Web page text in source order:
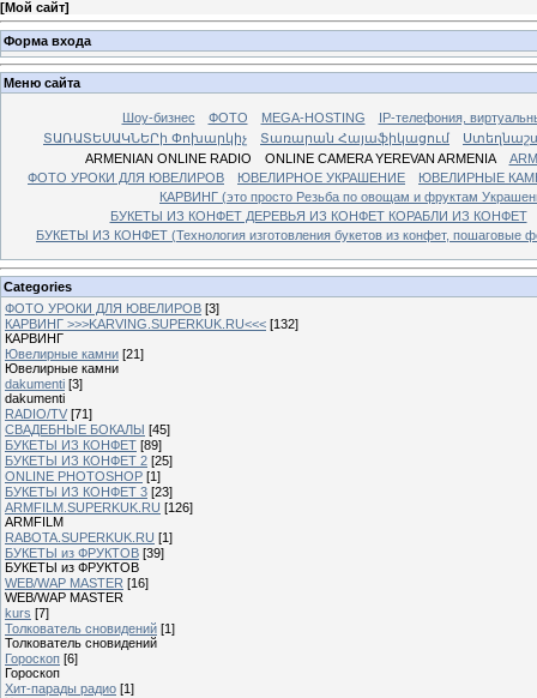
[Мой сайт]
Форма входа
Меню сайта
Шоу-бизнес ФОТО MEGA-HOSTING
IP-телефония,
ՏԱՌԱՏԵՍԱԿՆԵՐի Փոխարկիչ
Տառարան Հայաֆիկացում
ARMENIAN ONLINE RADIO
ONLINE CAMERA YEREVAN ARMENIA
ФОТО УРОКИ ДЛЯ ЮВЕЛИРОВ
ЮВЕЛИРНОЕ УКРАШЕНИЕ
ЮВЕЛИРНЫЕ
КАРВИНГ (это просто Резьба по овощам и фруктам
БУКЕТЫ ИЗ КОНФЕТ ДЕРЕВЬЯ ИЗ КОНФЕТ КОРАБЛИ ИЗ КОНФЕТ
БУКЕТЫ ИЗ КОНФЕТ (Технология изготовления букетов из конфет, пошаговые
Categories
ФОТО УРОКИ ДЛЯ ЮВЕЛИРОВ [3]
КАРВИНГ >>>KARVING.SUPERKUK.RU<<< [132]
КАРВИНГ
Ювелирные камни [21]
Ювелирные камни
dakumenti [3]
dakumenti
RADIO/TV [71]
СВАДЕБНЫЕ БОКАЛЫ [45]
БУКЕТЫ ИЗ КОНФЕТ [89]
БУКЕТЫ ИЗ КОНФЕТ 2 [25]
ONLINE PHOTOSHOP [1]
БУКЕТЫ ИЗ КОНФЕТ 3 [23]
ARMFILM.SUPERKUK.RU [126]
ARMFILM
RABOTA.SUPERKUK.RU [1]
БУКЕТЫ из ФРУКТОВ [39]
БУКЕТЫ из ФРУКТОВ
WEB/WAP MASTER [16]
WEB/WAP MASTER
kurs [7]
Толкователь сновидений [1]
Толкователь сновидений
Гороскоп [6]
Гороскоп
Хит-парады радио [1]